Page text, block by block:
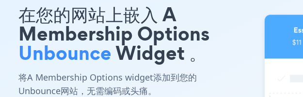
在您的网站上嵌入 A
Membership Options
UnbounceWidget 。
将A Membership Options widget添加到您的
Unbounce网站，无需编码或头痛。